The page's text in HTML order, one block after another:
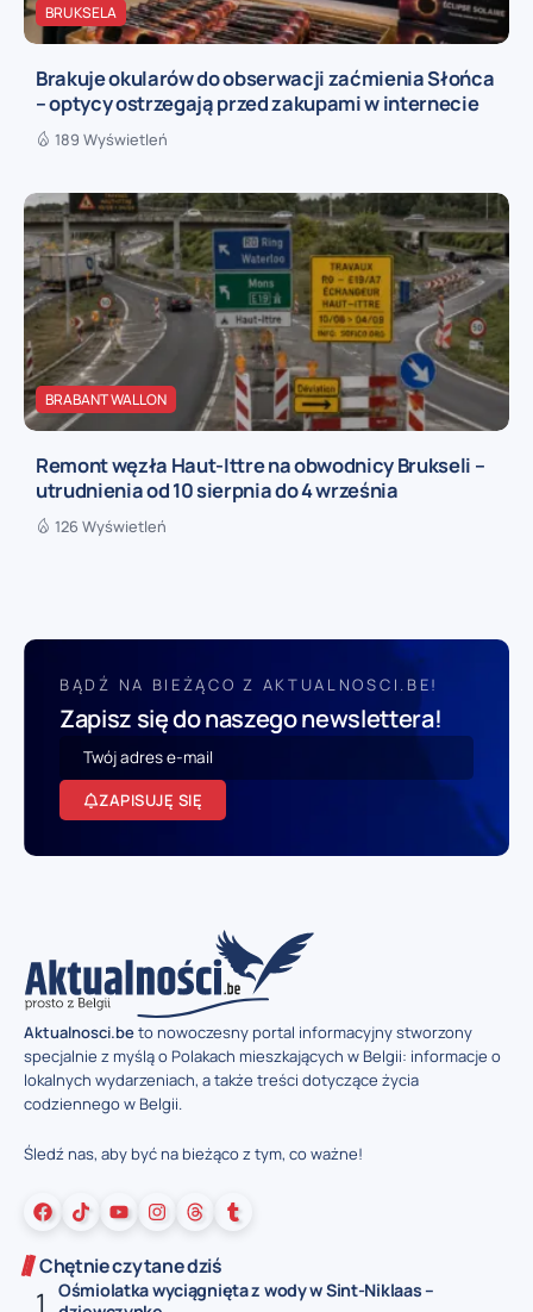
BRUKSELA
Brakuje okularów do obserwacji zaćmienia Słońca
– optycy ostrzegają przed zakupami w internecie
189 Wyświetleń
BRABANT WALLON
Remont węzła Haut-Ittre na obwodnicy Brukseli –
utrudnienia od 10 sierpnia do 4 września
126 Wyświetleń
BĄDŹ NA BIEŻĄCO Z AKTUALNOSCI.BE!
Zapisz się do naszego newslettera!
ZAPISUJĘ SIĘ
Aktualnosci.beto nowoczesny portal informacyjny stworzony
specjalnie z myślą o Polakach mieszkających w Belgii: informacje o
lokalnych wydarzeniach, a także treści dotyczące życia
codziennego w Belgii.
Śledź nas, aby być na bieżąco z tym, co ważne!
Chętnie czytane dziś
Ośmiolatka wyciągnięta z wody w Sint-Niklaas –